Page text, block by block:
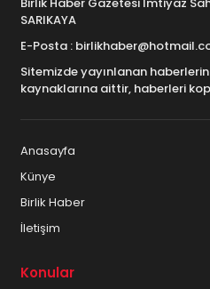
Birlik Haber Gazetesi İmtiyaz
SARIKAYA
E-Posta :
Sitemizde yayınlanan
kaynaklarına aittir, haberleri
Anasayfa
Künye
Birlik Haber
İletişim
Konular